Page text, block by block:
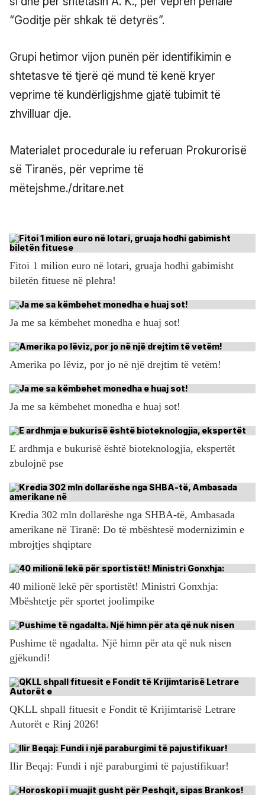
“Goditje për shkak të detyrës”.
Grupi hetimor vijon punën për identifikimin e
shtetasve të tjerë që mund të kenë kryer
veprime të kundërligjshme gjatë tubimit të
zhvilluar dje.
Materialet procedurale iu referuan Prokurorisë
së Tiranës, për veprime të
mëtejshme./dritare.net
Fitoi 1 milion euro në lotari, gruaja hodhi gabimisht
biletën fituese në plehra!
Ja me sa këmbehet monedha e huaj sot!
Amerika po lëviz, por jo në një drejtim të vetëm!
Ja me sa këmbehet monedha e huaj sot!
E ardhmja e bukurisë është bioteknologjia, ekspertët
zbulojnë pse
Kredia 302 mln dollarëshe nga SHBA-të, Ambasada
amerikane në Tiranë: Do të mbështesë modernizimin e
mbrojtjes shqiptare
40 milionë lekë për sportistët! Ministri Gonxhja:
Mbështetje për sportet joolimpike
Pushime të ngadalta. Një himn për ata që nuk nisen
gjëkundi!
QKLL shpall fituesit e Fondit të Krijimtarisë Letrare
Autorët e Rinj 2026!
Ilir Beqaj: Fundi i një paraburgimi të pajustifikuar!